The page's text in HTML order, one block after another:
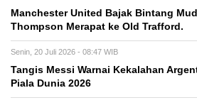
Manchester United Bajak Bintang
Thompson Merapat ke Old Trafford.
Senin, 20 Juli 2026 - 08:47 WIB
Tangis Messi Warnai Kekalahan
Piala Dunia 2026